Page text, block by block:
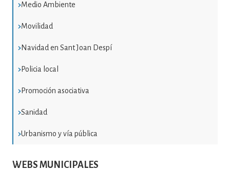
Medio Ambiente
Movilidad
Navidad en Sant Joan Despí
Policia local
Promoción asociativa
Sanidad
Urbanismo y vía pública
WEBS MUNICIPALES